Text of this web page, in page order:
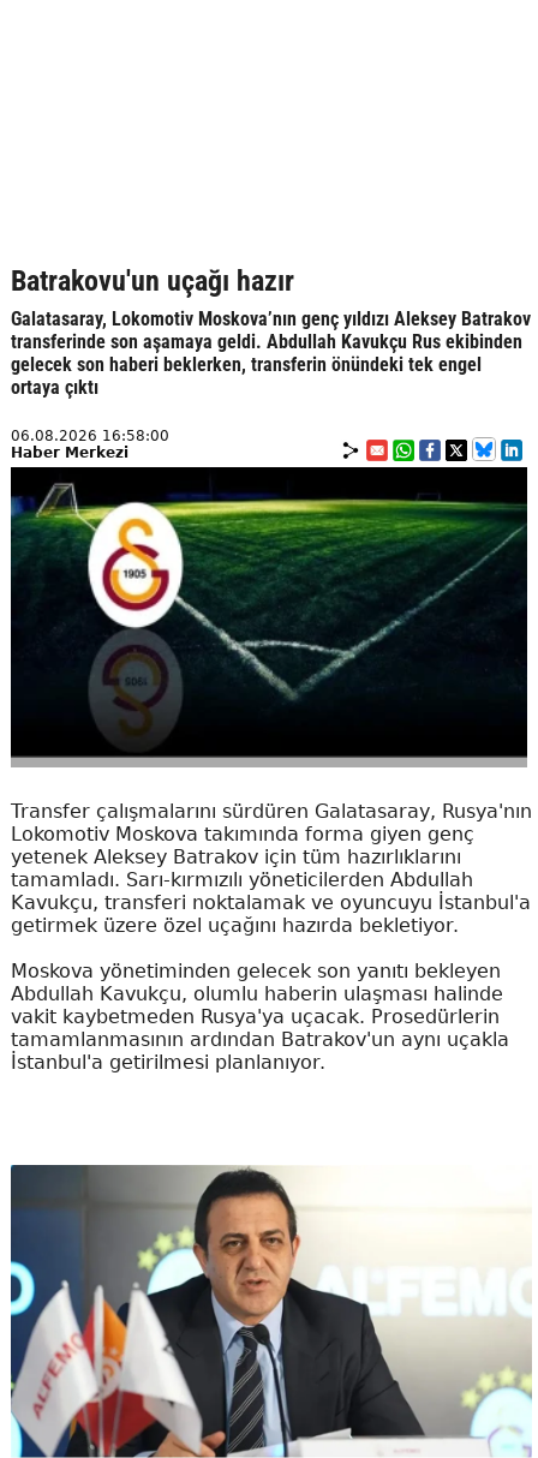
Batrakovu'un uçağı hazır
Galatasaray, Lokomotiv Moskova’nın genç yıldızı Aleksey Batrakov
transferinde son aşamaya geldi. Abdullah Kavukçu Rus ekibinden
gelecek son haberi beklerken, transferin önündeki tek engel
ortaya çıktı
06.08.2026 16:58:00
Haber Merkezi
Transfer çalışmalarını sürdüren Galatasaray, Rusya'nın
Lokomotiv Moskova takımında forma giyen genç
yetenek Aleksey Batrakov için tüm hazırlıklarını
tamamladı. Sarı-kırmızılı yöneticilerden Abdullah
Kavukçu, transferi noktalamak ve oyuncuyu İstanbul'a
getirmek üzere özel uçağını hazırda bekletiyor.
Moskova yönetiminden gelecek son yanıtı bekleyen
Abdullah Kavukçu, olumlu haberin ulaşması halinde
vakit kaybetmeden Rusya'ya uçacak. Prosedürlerin
tamamlanmasının ardından Batrakov'un aynı uçakla
İstanbul'a getirilmesi planlanıyor.